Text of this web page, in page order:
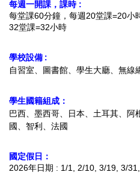
每週一開課， 課時 :
每堂課60分鐘， 每週20堂課=20小
32堂課=32小時
學校設備 :
自習室、圖書館、學生大廳、無線
學生國籍組成：
巴西、墨西哥、日本、土耳其、阿
國、智利、法國
國定假日：
2026年日期 : 1/1, 2/10, 3/19, 3/